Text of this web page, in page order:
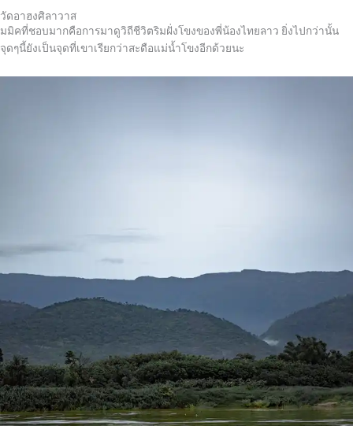
วัดอาฮงศิลาวาส
มมิคที่ชอบมากคือการมาดูวิถีชีวิตริมฝั่งโขงของพี่น้องไทยลาว ยิ่งไปกว่านั้น
จุดๆนี้ยังเป็นจุดที่เขาเรียกว่าสะดือแม่น้ำโขงอีกด้วยนะ